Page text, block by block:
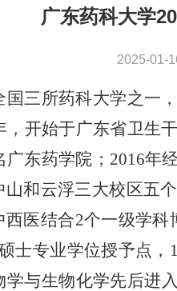
广东药科大学
2025-
三所药科大学之一
，开始于广东省卫生
广东药学院； 2016年
和云浮三大校区五
西医结合2个一级学科
士专业学位授予点，
与生物化学先后进